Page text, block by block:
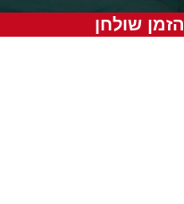
הזמן שולחן